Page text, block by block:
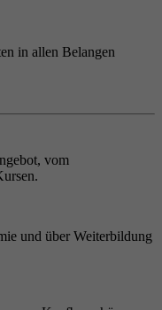
in allen Belangen
vom
und über Weiterbildung